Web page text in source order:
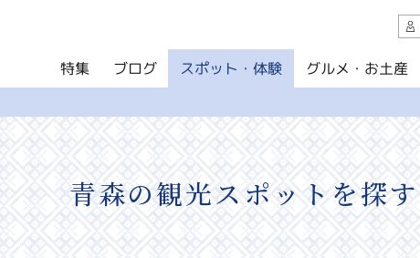
グルメ・お土産
イベント
アクセス
このサイトについて
青森の観光スポットを探す
特集 ブログ スポット・体験 グルメ・お土産